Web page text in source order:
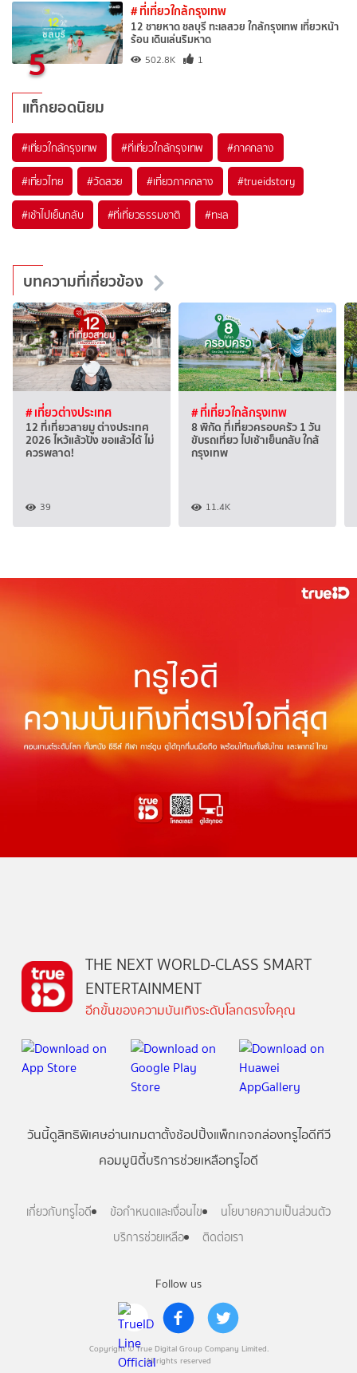
5
# ที่เที่ยวใกล้กรุงเทพ
12 ชายหาด ชลบุรี ทะเลสวย ใกล้กรุงเทพ เที่ยวหน้า
ร้อน เดินเล่นริมหาด
502.8K 1
แท็กยอดนิยม
#เที่ยวใกล้กรุงเทพ #ที่เที่ยวใกล้กรุงเทพ #ภาคกลาง
#เที่ยวไทย #วัดสวย #เที่ยวภาคกลาง #trueidstory
#เช้าไปเย็นกลับ #ที่เที่ยวธรรมชาติ #ทะเล
บทความที่เกี่ยวข้อง
# เที่ยวต่างประเทศ
12 ที่เที่ยวสายมู ต่างประเทศ
2026 ไหว้แล้วปัง ขอแล้วได้ ไม่
ควรพลาด!
39
# ที่เที่ยวใกล้กรุงเทพ
8 พิกัด ที่เที่ยวครอบครัว 1 วัน
ขับรถเที่ยว ไปเช้าเย็นกลับ ใกล้
กรุงเทพ
11.4K
Follow us
Copyright © True Digital Group Company Limited.
All rights reserved
THE NEXT WORLD-CLASS SMART
ENTERTAINMENT
อีกขั้นของความบันเทิงระดับโลกตรงใจคุณ
วันนี้ดูสิทธิพิเศษอ่านเกมตาตั้งช้อปปิ้งแพ็กเกจกล่องทรูไอดีทีวี
คอมมูนิตี้บริการช่วยเหลือทรูไอดี
เกี่ยวกับทรูไอดี ข้อกำหนดและเงื่อนไข
นโยบายความเป็นส่วนตัว
บริการช่วยเหลือ
ติดต่อเรา